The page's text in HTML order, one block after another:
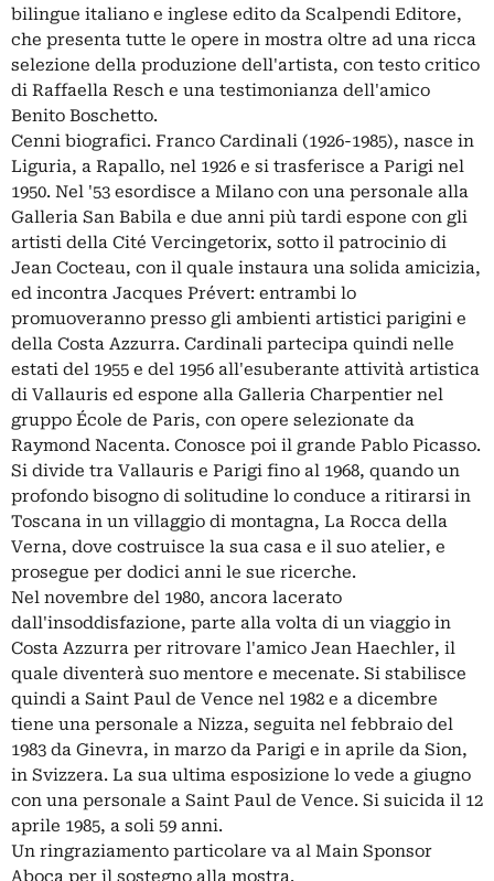
bilingue italiano e inglese edito da Scalpendi Editore,
che presenta tutte le opere in mostra oltre ad una ricca
selezione della produzione dell'artista, con testo critico
di Raffaella Resch e una testimonianza dell'amico
Benito Boschetto.
Cenni biografici. Franco Cardinali (1926-1985), nasce in
Liguria, a Rapallo, nel 1926 e si trasferisce a Parigi nel
1950. Nel '53 esordisce a Milano con una personale alla
Galleria San Babila e due anni più tardi espone con gli
artisti della Cité Vercingetorix, sotto il patrocinio di
Jean Cocteau, con il quale instaura una solida amicizia,
ed incontra Jacques Prévert: entrambi lo
promuoveranno presso gli ambienti artistici parigini e
della Costa Azzurra. Cardinali partecipa quindi nelle
estati del 1955 e del 1956 all'esuberante attività artistica
di Vallauris ed espone alla Galleria Charpentier nel
gruppo École de Paris, con opere selezionate da
Raymond Nacenta. Conosce poi il grande Pablo Picasso.
Si divide tra Vallauris e Parigi fino al 1968, quando un
profondo bisogno di solitudine lo conduce a ritirarsi in
Toscana in un villaggio di montagna, La Rocca della
Verna, dove costruisce la sua casa e il suo atelier, e
prosegue per dodici anni le sue ricerche.
Nel novembre del 1980, ancora lacerato
dall'insoddisfazione, parte alla volta di un viaggio in
Costa Azzurra per ritrovare l'amico Jean Haechler, il
quale diventerà suo mentore e mecenate. Si stabilisce
quindi a Saint Paul de Vence nel 1982 e a dicembre
tiene una personale a Nizza, seguita nel febbraio del
1983 da Ginevra, in marzo da Parigi e in aprile da Sion,
in Svizzera. La sua ultima esposizione lo vede a giugno
con una personale a Saint Paul de Vence. Si suicida il 12
aprile 1985, a soli 59 anni.
Un ringraziamento particolare va al Main Sponsor
Aboca per il sostegno alla mostra.